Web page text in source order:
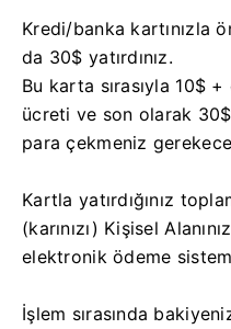
Kredi/banka kartınızla
da 30$ yatırdınız.
Bu karta sırasıyla 10$
ücreti ve son olarak
para çekmeniz
Kartla yatırdığınız
(karınızı) Kişisel
elektronik ödeme
İşlem sırasında